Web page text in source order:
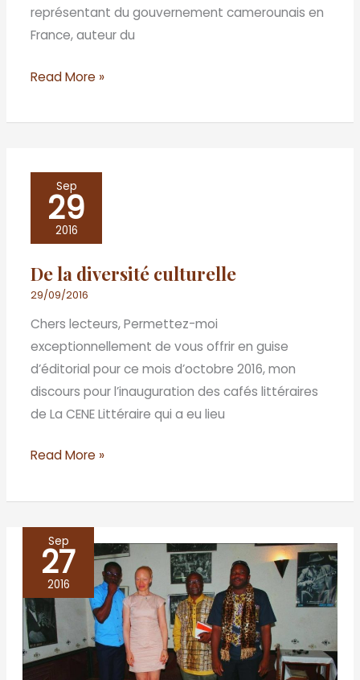
représentant du gouvernement camerounais en
France, auteur du
Read More »
Sep
29
2016
De la diversité culturelle
29/09/2016
Chers lecteurs, Permettez-moi
exceptionnellement de vous offrir en guise
d’éditorial pour ce mois d’octobre 2016, mon
discours pour l’inauguration des cafés littéraires
de La CENE Littéraire qui a eu lieu
diversité
Read More »
Sep
27
2016
Les
cafés
de
la
CENE